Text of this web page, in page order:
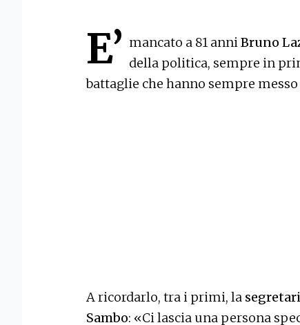
E’ mancato a 81 anniBruno
della politica, sempre in
battaglie che hanno sempre
A ricordarlo, tra i primi, la
Sambo: «Ci lascia una persona